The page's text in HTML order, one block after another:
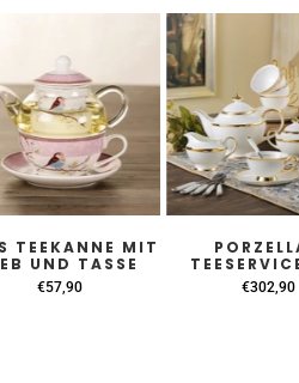
TEEKANNE MIT
UND TASSE
€57,90 €302,90